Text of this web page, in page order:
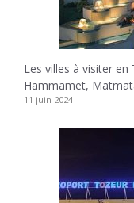
Les villes à visiter
Hammamet,
11 juin 2024